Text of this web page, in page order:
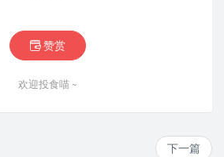
赞赏
欢迎投食喵 ~
下一篇